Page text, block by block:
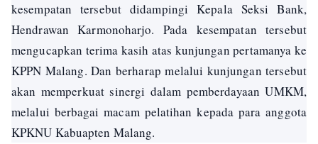
kesempatan tersebut didampingi Kepala Seksi Bank,
Hendrawan Karmonoharjo. Pada kesempatan tersebut
mengucapkan terima kasih atas kunjungan pertamanya ke
KPPN Malang. Dan berharap melalui kunjungan tersebut
akan memperkuat sinergi dalam pemberdayaan UMKM,
melalui berbagai macam pelatihan kepada para anggota
KPKNU Kabuapten Malang.